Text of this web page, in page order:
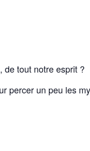
de tout notre esprit ?
percer un peu les